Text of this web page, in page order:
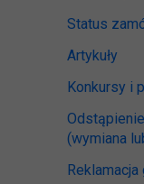
Status
Artykuły
Konkursy i
(wymiana
Reklamacja